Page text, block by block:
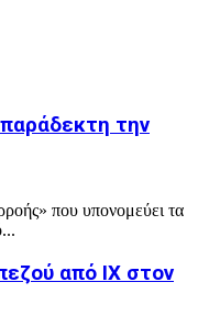
την
που υπονομεύει τα
από ΙΧ στον